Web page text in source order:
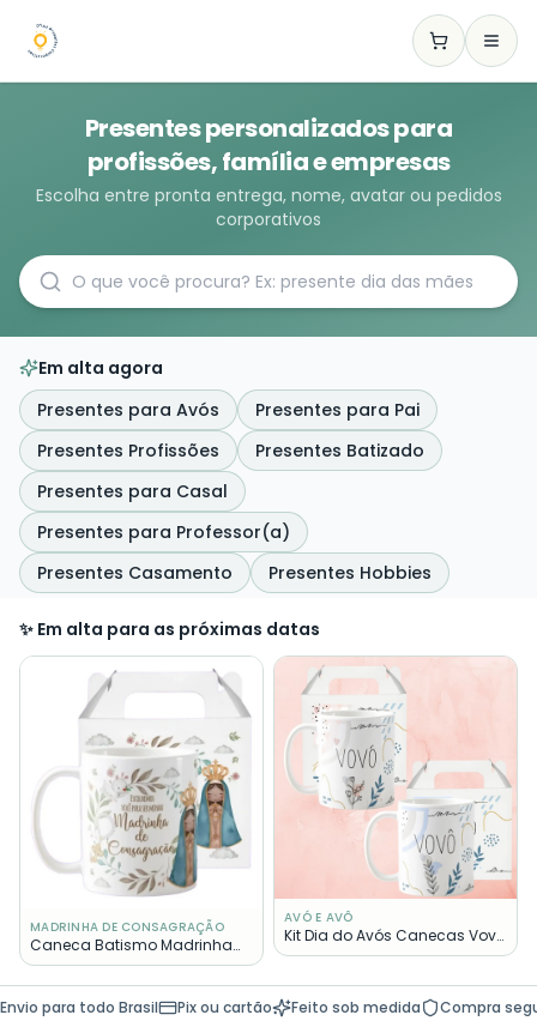
Presentes personalizados para
profissões, família e empresas
Escolha entre pronta entrega, nome, avatar ou pedidos
corporativos
Em alta agora
Presentes para Avós
Presentes para Pai
Presentes Profissões
Presentes Batizado
Presentes para Casal
Presentes para Professor(a)
Presentes Casamento
Presentes Hobbies
✨ Em alta para as próximas datas
MADRINHA DE CONSAGRAÇÃO
Caneca Batismo Madrinha
de Consagração Presente
Pronta Entrega
AVÓ E AVÔ
Kit Dia do Avós Canecas Vovó
e Vovô Presente Pronta Entrega
Envio para todo Brasil Pix ou cartão Feito sob medida Compra